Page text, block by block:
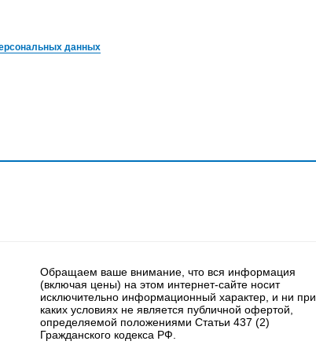
данных
Обращаем ваше внимание, что вся информация
(включая цены) на этом интернет-сайте носит
исключительно информационный характер, и ни при
каких условиях не является публичной офертой,
определяемой положениями Статьи 437 (2)
Гражданского кодекса РФ.